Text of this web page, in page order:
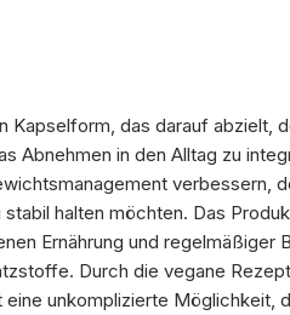
Kapselform, das darauf abzielt,
Abnehmen in den Alltag zu
verbessern,
halten möchten. Das
Ernährung und regelmäßiger
Durch die vegane
unkomplizierte Möglichkeit,